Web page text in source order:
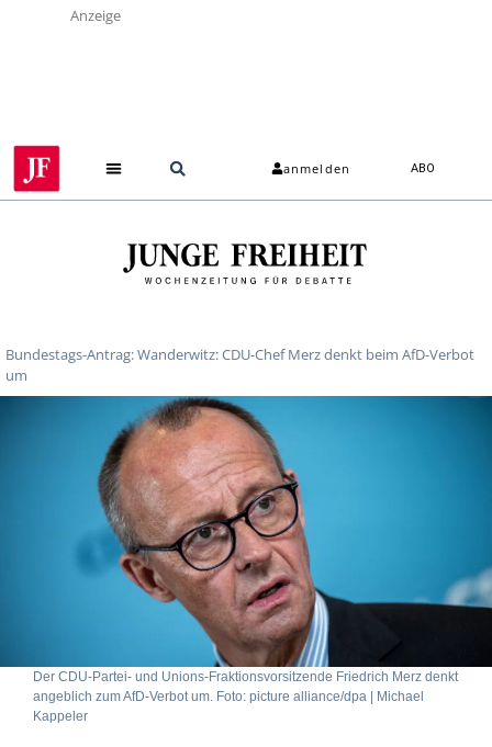
Anzeige
anmelden ABO
Bundestags-Antrag: Wanderwitz: CDU-Chef Merz denkt beim AfD-Verbot
um
Der CDU-Partei- und Unions-Fraktionsvorsitzende Friedrich Merz denkt
angeblich zum AfD-Verbot um. Foto: picture alliance/dpa | Michael
Kappeler